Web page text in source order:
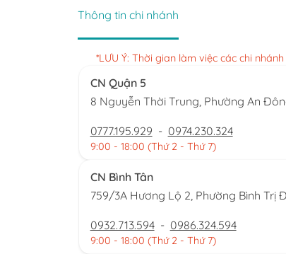
Thông tin chi nhánh
*LƯU Ý: Thời gian làm việc các chi
CN Quận 5
8 Nguyễn Thời Trung, Phường An
0777.195.929 - 0974.230.324
9:00 - 18:00 (Thứ 2 - Thứ 7)
CN Bình Tân
759/3A Hương Lộ 2, Phường Bình Trị
0932.713.594 - 0986.324.594
9:00 - 18:00 (Thứ 2 - Thứ 7)